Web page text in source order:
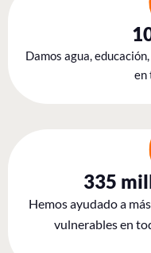
Damos agua,
en
335
Hemos ayudado a
vulnerables en